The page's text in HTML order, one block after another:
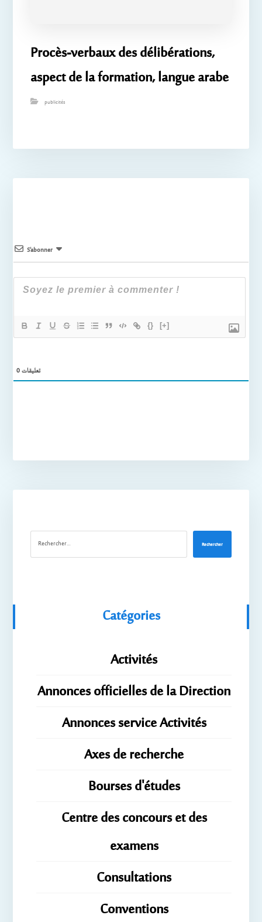
Procès-verbaux des délibérations,
aspect de la formation, langue arabe
publicités
S’abonner
{} [+]
0تعليقات
Rechercher
Catégories
Activités
Annonces officielles de la Direction
Annonces service Activités
Axes de recherche
Bourses d'études
Centre des concours et des
examens
Consultations
Conventions